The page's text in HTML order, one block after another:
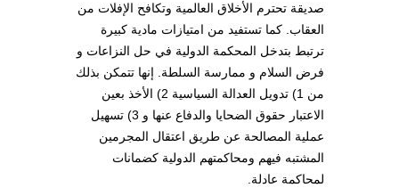
صديقة تحترم الأخلاق العالمية وتكافح الإفلات من
العقاب. كما تستفيد من امتيازات مادية كبيرة
ترتبط بتدخل المحكمة الدولية في حل النزاعات و
فرض السلام و ممارسة السلطة. إنها تتمكن بذلك
من 1) تدويل العدالة السياسية 2) الأخذ بعين
الاعتبار حقوق الضحايا والدفاع عنها و 3) تسهيل
عملية المصالحة عن طريق اعتقال المجرمين
المشتبه فيهم ومحاكمتهم الدولية كضمانات
لمحاكمة عادلة.